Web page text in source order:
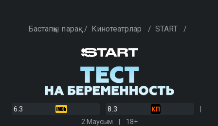
Бастапқы парақ / Кинотеатрлар / START /
6.3
8.3
2 Маусым
18+